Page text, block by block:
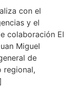
con el
y el
colaboración El
Miguel
de
regional,